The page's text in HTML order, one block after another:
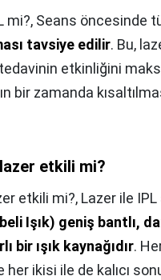
mi?, Seans öncesinde
tavsiye edilir. Bu,
etkinliğini
bir zamanda
etkili mi?
etkili mi?, Lazer ile
Işık) geniş bantlı,
bir ışık kaynağıdır.
her ikisi ile de kalıcı